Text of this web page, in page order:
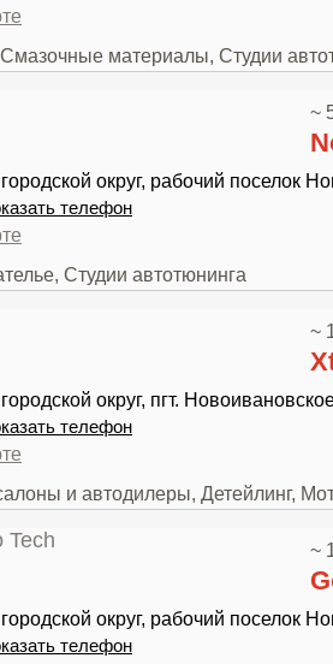
материалы, Студии
~
округ, рабочий поселок
телефон
Студии автотюнинга
~
округ, пгт.
телефон
и автодилеры, Детейлинг,
~
округ, рабочий поселок
телефон